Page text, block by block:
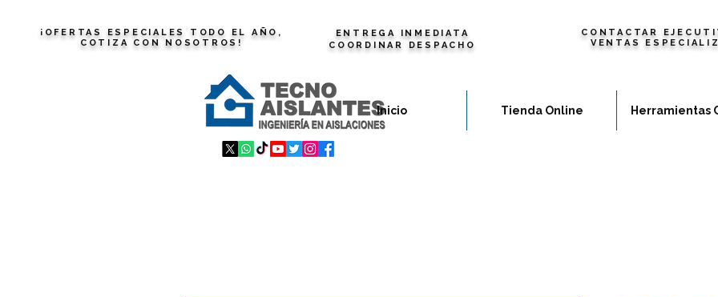
¡OFERTAS ESPECIALES TODO EL AÑO,
COTIZA CON NOSOTROS!
ENTREGA INMEDIATA
COORDINAR DESPACHO
CONTACTAR
VENTAS
Inicio Tienda Online Herramientas